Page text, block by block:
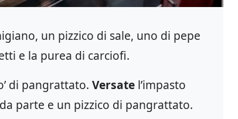
un pizzico di sale, uno di pepe
e la purea di carciofi.
di pangrattato. Versate l’impasto
parte e un pizzico di pangrattato.